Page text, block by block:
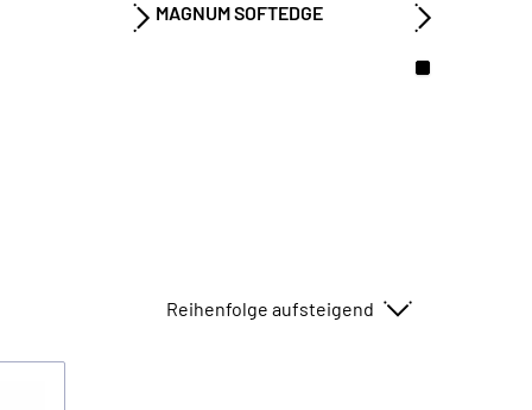
MAGNUM SOFTEDGE
Sortieren nach